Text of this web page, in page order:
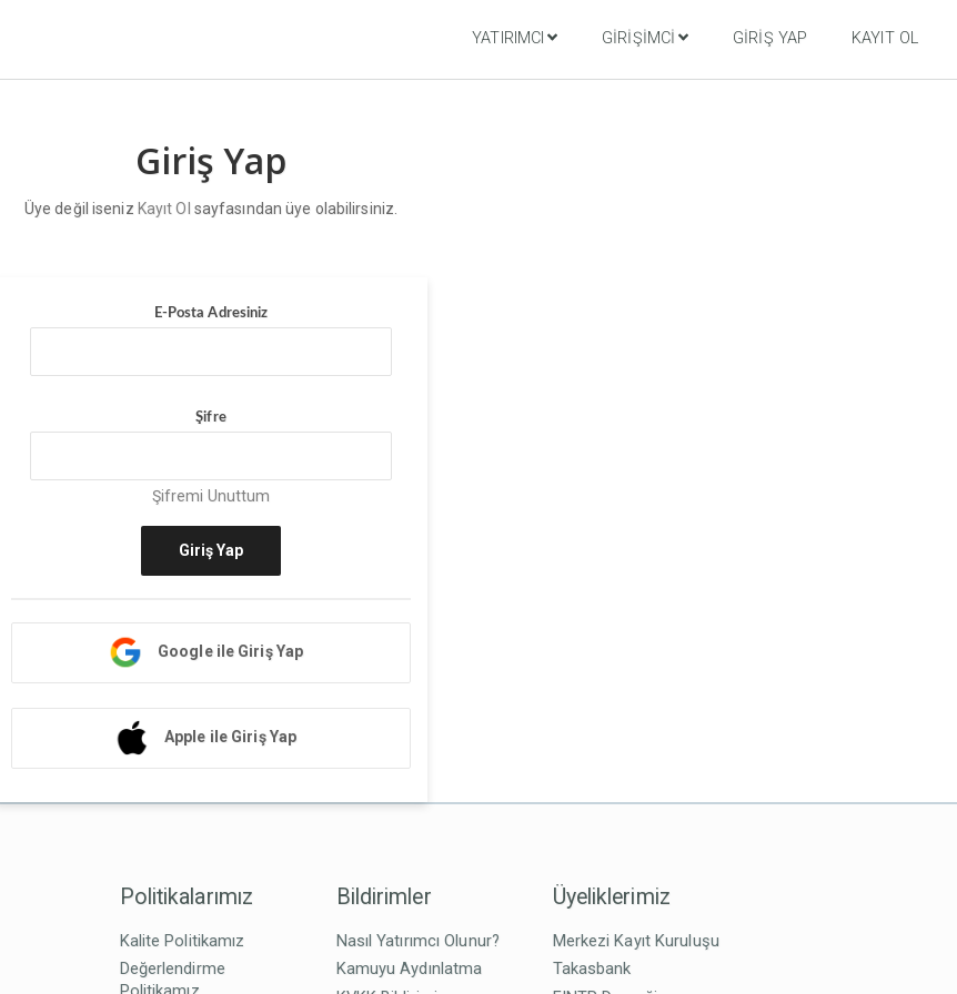
YATIRIMCI GIRIŞIMCI GIRIŞ YAP KAYIT OL
Giriş Yap
Üye değil iseniz Kayıt Ol sayfasından üye olabilirsiniz.
E-Posta Adresiniz
Şifre
Şifremi Unuttum
Giriş Yap
Google ile Giriş Yap
Apple ile Giriş Yap
Politikalarımız
Kalite Politikamız
Değerlendirme
Bildirimler
Nasıl Yatırımcı Olunur?
Kamuyu Aydınlatma
Üyeliklerimiz
Merkezi Kayıt Kuruluşu
Takasbank